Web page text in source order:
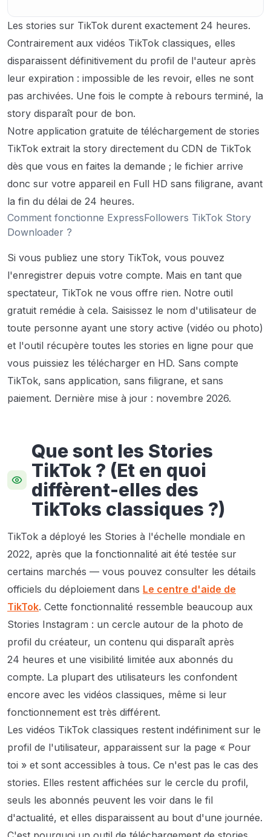
Les stories sur TikTok durent exactement 24 heures.
Contrairement aux vidéos TikTok classiques, elles
disparaissent définitivement du profil de l'auteur après
leur expiration : impossible de les revoir, elles ne sont
pas archivées. Une fois le compte à rebours terminé, la
story disparaît pour de bon.
Notre application gratuite de téléchargement de stories
TikTok extrait la story directement du CDN de TikTok
dès que vous en faites la demande ; le fichier arrive
donc sur votre appareil en Full HD sans filigrane, avant
la fin du délai de 24 heures.
Comment fonctionne ExpressFollowers TikTok Story
Downloader ?
Si vous publiez une story TikTok, vous pouvez
l'enregistrer depuis votre compte. Mais en tant que
spectateur, TikTok ne vous offre rien. Notre outil
gratuit remédie à cela. Saisissez le nom d'utilisateur de
toute personne ayant une story active (vidéo ou photo)
et l'outil récupère toutes les stories en ligne pour que
vous puissiez les télécharger en HD. Sans compte
TikTok, sans application, sans filigrane, et sans
paiement. Dernière mise à jour : novembre 2026.
Que sont les Stories
TikTok ? (Et en quoi
diffèrent-elles des
TikToks classiques ?)
TikTok a déployé les Stories à l'échelle mondiale en
2022, après que la fonctionnalité ait été testée sur
certains marchés — vous pouvez consulter les détails
officiels du déploiement dans Le centre d'aide de
TikTok. Cette fonctionnalité ressemble beaucoup aux
Stories Instagram : un cercle autour de la photo de
profil du créateur, un contenu qui disparaît après
24 heures et une visibilité limitée aux abonnés du
compte. La plupart des utilisateurs les confondent
encore avec les vidéos classiques, même si leur
fonctionnement est très différent.
Les vidéos TikTok classiques restent indéfiniment sur le
profil de l'utilisateur, apparaissent sur la page « Pour
toi » et sont accessibles à tous. Ce n'est pas le cas des
stories. Elles restent affichées sur le cercle du profil,
seuls les abonnés peuvent les voir dans le fil
d'actualité, et elles disparaissent au bout d'une journée.